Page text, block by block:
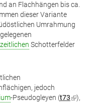
an Flachhängen bis ca.
dieser Variante
Umrahmung
Schotterfelder
jedoch
-Pseudogleyen (t73(Link
),